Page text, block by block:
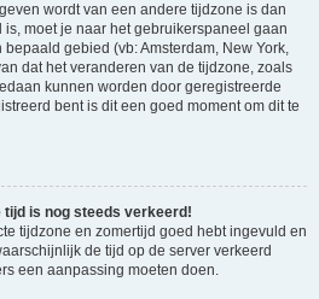
wordt van een andere tijdzone is dan
moet je naar het gebruikerspaneel gaan
gebied (vb: Amsterdam, New York,
dat het veranderen van de tijdzone, zoals
kunnen worden door geregistreerde
bent is dit een goed moment om dit te
tijd is nog steeds verkeerd!
tijdzone en zomertijd goed hebt ingevuld en
de tijd op de server verkeerd
een aanpassing moeten doen.